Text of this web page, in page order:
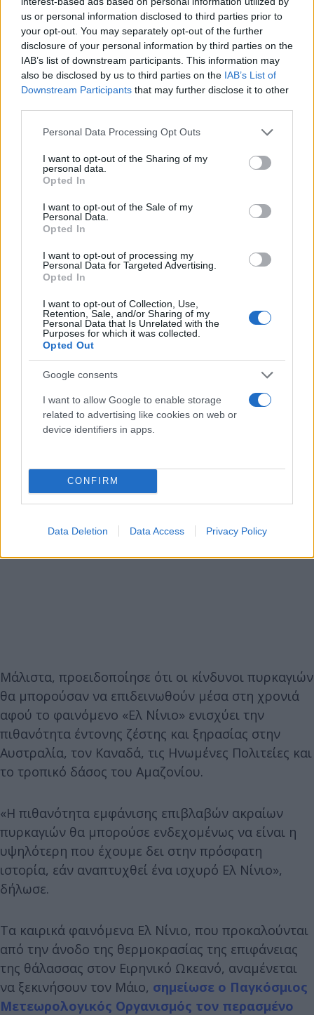
us or personal information disclosed to third parties prior to
your opt-out. You may separately opt-out of the further
disclosure of your personal information by third parties on the
IAB’s list of downstream participants. This information may
also be disclosed by us to third parties on the IAB’s List of
Downstream Participants that may further disclose it to other
Please note that this website/app uses one or more Google
not limited to your visit or usage behaviour. You may click to
grant or deny consent to Google and its third-party tags to
use your data for below specified purposes in below Google
consent section.
Personal Data Processing Opt Outs
I want to opt-out of the Sharing of my
personal data.
Opted In
I want to opt-out of the Sale of my
Personal Data.
Opted In
I want to opt-out of processing my
Personal Data for Targeted Advertising.
Opted In
I want to opt-out of Collection, Use,
Retention, Sale, and/or Sharing of my
Personal Data that Is Unrelated with the
Purposes for which it was collected.
Opted Out
Google consents
I want to allow Google to enable storage
related to advertising like cookies on web or
device identifiers in apps.
CONFIRM
Data Deletion Data Access Privacy Policy
οποίες με τη σειρά τους προέρχονται από την
ξηρασία και τη ζέστη των τελευταίων μηνών.
«Επιστρέφει το Ελ Νίνιο;»
Οι πυρκαγιές στην Ασία έχουν κάψει έως και 44
εκατομμύρια εκτάρια γης μέχρι στιγμής, σχεδόν
40% περισσότερα από το προηγούμενο έτος ρεκόρ
του 2014, με την Ινδία, τη Μιανμάρ, την Ταϊλάνδη,
το Λάος και την Κίνα να είναι μεταξύ των χωρών
Μάλιστα, προειδοποίησε ότι οι κίνδυνοι πυρκαγιών
θα μπορούσαν να επιδεινωθούν μέσα στη χρονιά
αφού το φαινόμενο «Ελ Νίνιο» ενισχύει την
πιθανότητα έντονης ζέστης και ξηρασίας στην
Αυστραλία, τον Καναδά, τις Ηνωμένες Πολιτείες και
το τροπικό δάσος του Αμαζονίου.
«Η πιθανότητα εμφάνισης επιβλαβών ακραίων
πυρκαγιών θα μπορούσε ενδεχομένως να είναι η
υψηλότερη που έχουμε δει στην πρόσφατη
ιστορία, εάν αναπτυχθεί ένα ισχυρό Ελ Νίνιο»,
δήλωσε.
Τα καιρικά φαινόμενα Ελ Νίνιο, που προκαλούνται
από την άνοδο της θερμοκρασίας της επιφάνειας
της θάλασσας στον Ειρηνικό Ωκεανό, αναμένεται
να ξεκινήσουν τον Μάιο, σημείωσε ο Παγκόσμιος
Μετεωρολογικός Οργανισμός τον περασμένο